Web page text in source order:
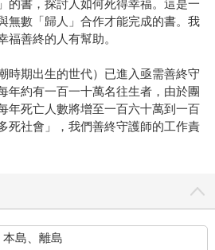
的書，探討人如何死得幸福。這是一
無數「歸人」合作才能完成的書。我
福善終的人有幫助。
時期出生的世代）已進入亟需善終守
年約有一百一十萬名往生者，由於團
年死亡人數將增至一百六十萬到一百
死社會」，我們善終守護師的工作責
島、離島